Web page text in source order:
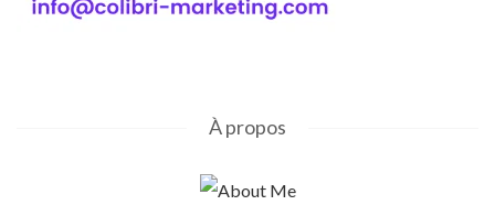
À propos